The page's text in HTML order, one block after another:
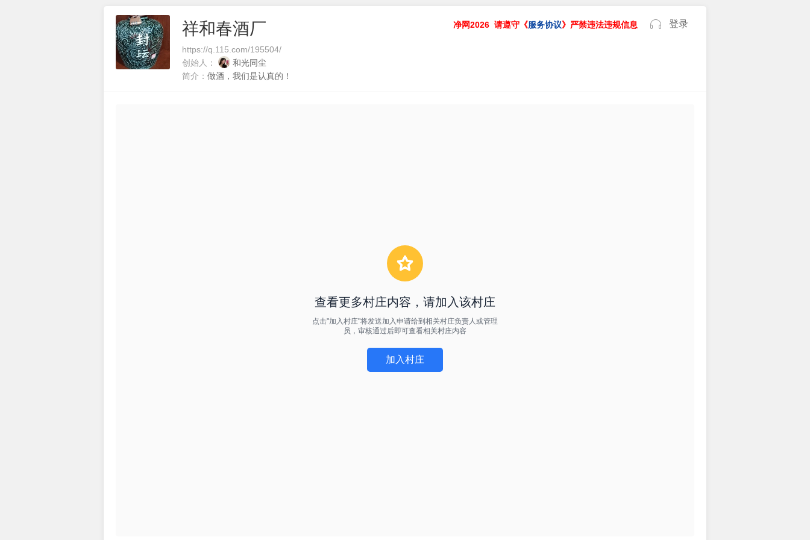
祥和春酒厂
https://q.115.com/195504/
创始人：
和光同尘
简介： 做酒，我们是认真的！
登录
请遵守《服务协议》严禁违法违规信息
净网2026
查看更多村庄内容，请加入该村庄
点击"加入村庄"将发送加入申请给到相关村庄负责人或管理
员，审核通过后即可查看相关村庄内容
加入村庄